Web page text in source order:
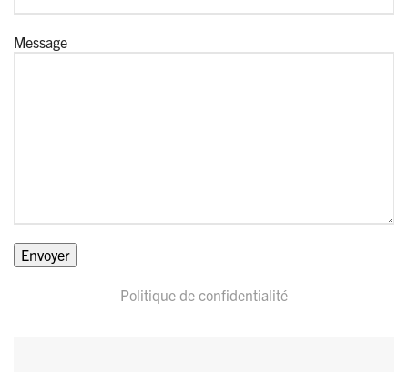
Message
Politique de confidentialité